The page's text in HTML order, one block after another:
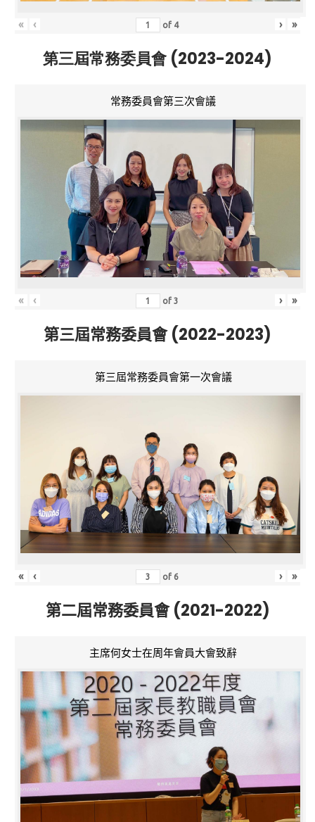
« ‹ of 4 › »
第三屆常務委員會 (2023-2024)
常務委員會第三次會議
« ‹ of3 › »
第三屆常務委員會 (2022-2023)
第三屆常務委員會第一次會議
« ‹ of 6 › »
第二屆常務委員會 (2021-2022)
主席何女士在周年會員大會致辭